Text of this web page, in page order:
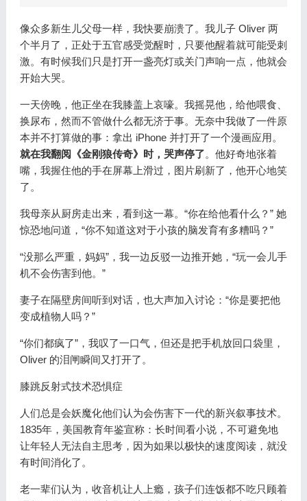
像众多新生儿父母一样，我快要崩溃了。我儿子 Oliver 两
个半月了，正处于五官感受觉醒时，只要他醒着就可能受刺
激。有时候我们只是打开一盏亮灯或关门声响一点，他就会
开始大哭。
一天傍晚，他正坐在我膝盖上哀嚎。我摇晃他，给他喂食、
换尿布，然而不管做什么都无济于事。无奈中我做了一件原
本并不打算做的事：拿出 iPhone 并打开了一个漫画应用。
就在我翻阅《金刚狼传奇》时，哭声停了。他好奇地张着
嘴，我握住他的手在屏幕上滑过，图片刷新了，他开心地笑
了。
我母亲从厨房走出来，看到这一幕。“你在给他看什么？” 她
惊恐地问道，“你不知道这对于小孩的脑发育有多糟吗？”
“没那么严重，妈妈”，我一边反驳一边推开她，“玩一会儿手
机不会伤害到他。”
妻子在隔壁房间听到对话，也大声加入讨论：“你是要把他
变成植物人吗？”
“你们都疯了”，我叹了一口气，但还是把手机放回口袋里，
Oliver 的泪闸瞬间又打开了。
膝跳反射式技术恐惧症
人们总是会妖魔化他们认为会伤害下一代的新兴叙事技术。
1835年，美国教育年鉴宣称：长时间看小说，不可避免地
让年轻人无法自主思考，因为如果以极快的速度阅读，就没
有时间消化了。
老一辈们认为，收音机让人上瘾，孩子们连饭都不吃只顾着